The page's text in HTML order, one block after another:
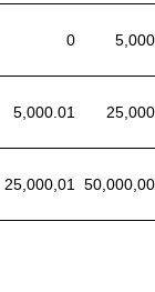
0 5,000
5,000.01 25,000
25,000,01 50,000,00